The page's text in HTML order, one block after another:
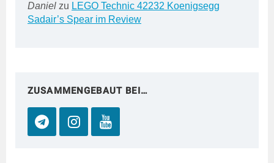
Daniel zu LEGO Technic 42232 Koenigsegg
Sadair’s Spear im Review
ZUSAMMENGEBAUT BEI…